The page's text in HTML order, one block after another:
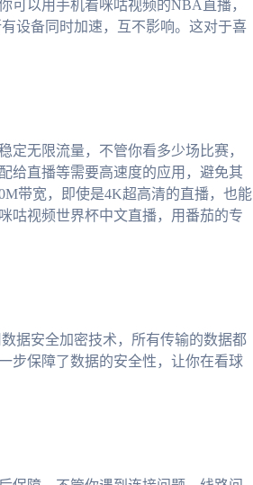
以用手机看咪咕视频的NBA直播，
设备同时加速，互不影响。这对于喜
定无限流量，不管你看多少场比赛，
给直播等需要高速度的应用，避免其
带宽，即使是4K超高清的直播，也能
咕视频世界杯中文直播，用番茄的专
据安全加密技术，所有传输的数据都
步保障了数据的安全性，让你在看球